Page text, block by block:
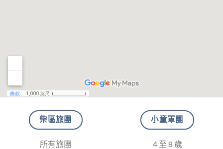
柴區旅團
所有旅團
小童軍團
4 至 8 歲